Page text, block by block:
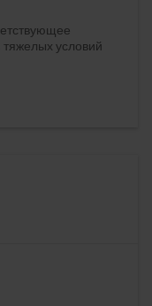
тяжелых условий